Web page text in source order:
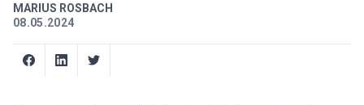
MARIUS ROSBACH
08.05.2024